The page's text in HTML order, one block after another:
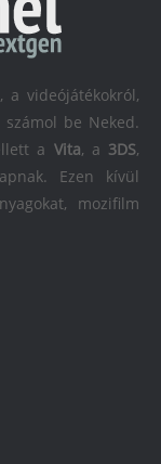
videójátékokról,
be Neked.
a Vita, a 3DS,
Ezen kívül
mozifilm